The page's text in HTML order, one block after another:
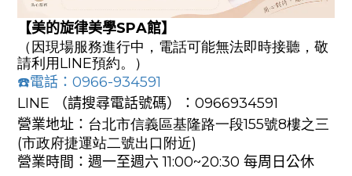
【美的旋律美學SPA館】
（ 因現場服務進行中，電話可能無法即時接聽，敬
請利用LINE預約。
）
☎電話： 0966-934591
LINE （請搜尋電話號碼）： 0966934591
營業地址： 台北市信義區基隆路一段155號8樓之三
(市政府捷運站二號出口附近)
營業時間：週一至週六 11:00~20:30 每周日公休